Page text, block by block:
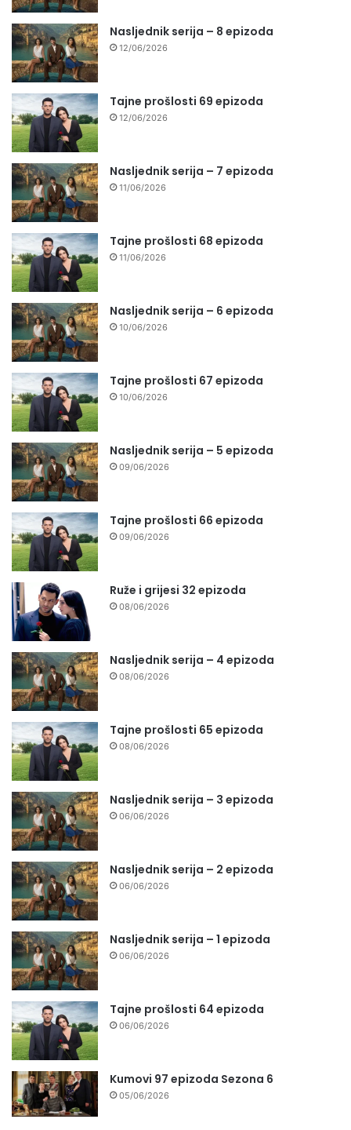
Nasljednik serija – 8 epizoda
12/06/2026
Tajne prošlosti 69 epizoda
12/06/2026
Nasljednik serija – 7 epizoda
11/06/2026
Tajne prošlosti 68 epizoda
11/06/2026
Nasljednik serija – 6 epizoda
10/06/2026
Tajne prošlosti 67 epizoda
10/06/2026
Nasljednik serija – 5 epizoda
09/06/2026
Tajne prošlosti 66 epizoda
09/06/2026
Ruže i grijesi 32 epizoda
08/06/2026
Nasljednik serija – 4 epizoda
08/06/2026
Tajne prošlosti 65 epizoda
08/06/2026
Nasljednik serija – 3 epizoda
06/06/2026
Nasljednik serija – 2 epizoda
06/06/2026
Nasljednik serija – 1 epizoda
06/06/2026
Tajne prošlosti 64 epizoda
06/06/2026
Kumovi 97 epizoda Sezona 6
05/06/2026